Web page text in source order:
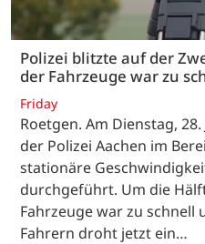
Polizei blitzte auf der
der Fahrzeuge war zu
Friday
Roetgen. Am Dienstag,
der Polizei Aachen im
stationäre
durchgeführt. Um die
Fahrzeuge war zu schnell
Fahrern droht jetzt ein…